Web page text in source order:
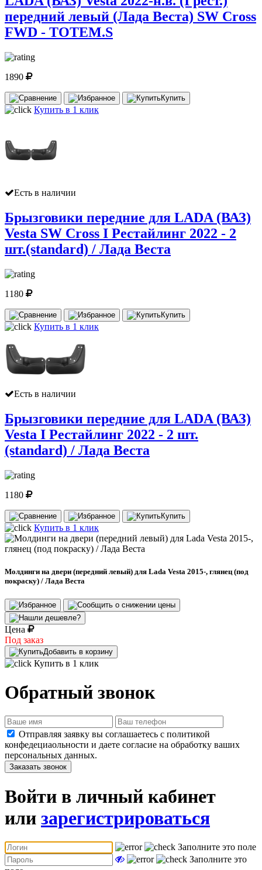
передний левый (Лада Веста) SW Cross
FWD - TOTEM.S
1890
Купить
Купить в 1 клик
Есть в наличии
Брызговики передние для LADA (ВАЗ)
Vesta SW Cross I Рестайлинг 2022 - 2
шт.(standard) / Лада Веста
1180
Купить
Купить в 1 клик
Есть в наличии
Брызговики передние для LADA (ВАЗ)
Vesta I Рестайлинг 2022 - 2 шт.
(standard) / Лада Веста
1180
Купить
Купить в 1 клик
Молдинги на двери (передний левый) для Lada Vesta 2015-, глянец (под
покраску) / Лада Веста
Цена
Под заказ
Добавить в корзину
Купить в 1 клик
Обратный звонок
Отправляя заявку вы соглашаетесь с политикой
конфедециаольности и даете согласие на обработку ваших
персональных данных.
Заказать звонок
Войти в личный кабинет
или зарегистрироваться
Заполните это поле
Заполните это